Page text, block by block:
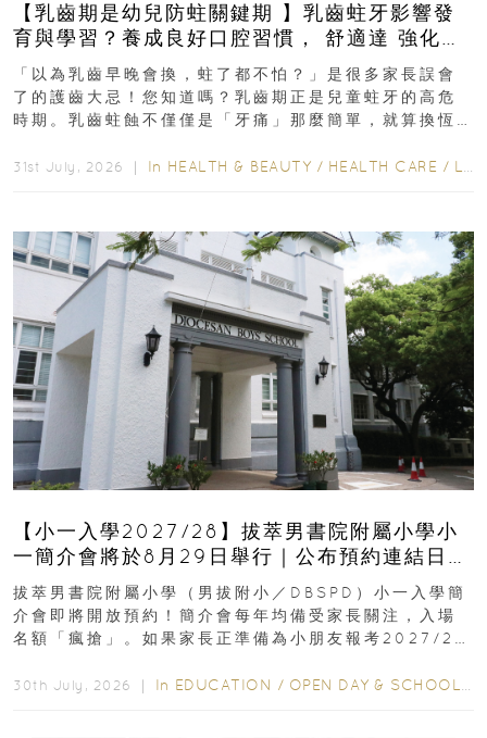
【乳齒期是幼兒防蛀關鍵期 】乳齒蛀牙影響發
育與學習？養成良好口腔習慣， 舒適達 強化琺
瑯質 兒童牙膏防護指南
「以為乳齒早晚會換，蛀了都不怕？」是很多家長誤會
了的護齒大忌！您知道嗎？乳齒期正是兒童蛀牙的高危
時期。乳齒蛀蝕不僅僅是「牙痛」那麼簡單，就算換恆
31st July, 2026 ｜ In HEALTH & BEAUTY / HEALTH CARE / LIFESTYLE
【小一入學2027/28】拔萃男書院附屬小學小
一簡介會將於8月29日舉行｜公布預約連結日期
｜更設有網上重溫
拔萃男書院附屬小學（男拔附小／DBSPD）小一入學簡
介會即將開放預約！簡介會每年均備受家長關注，入場
名額「瘋搶」。如果家長正準備為小朋友報考2027/28
30th July, 2026 ｜ In EDUCATION / OPEN DAY & SCHOOL EVENTS